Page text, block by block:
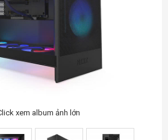
xem album ảnh lớn